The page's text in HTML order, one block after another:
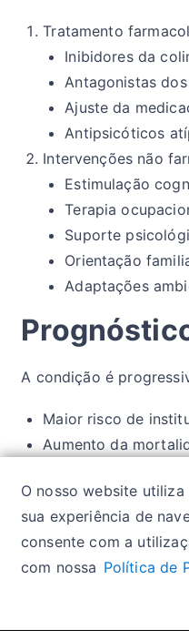
Tratamento
Inibidores da
Antagonistas
Ajuste da
Antipsicóticos
Intervenções não
Estimulação
Terapia
Suporte
Orientação
Adaptações
A condição é
Maior risco de
Aumento da
Maior sobrecarga
O nosso website
sua experiência de
consente com a
com nossa Política de